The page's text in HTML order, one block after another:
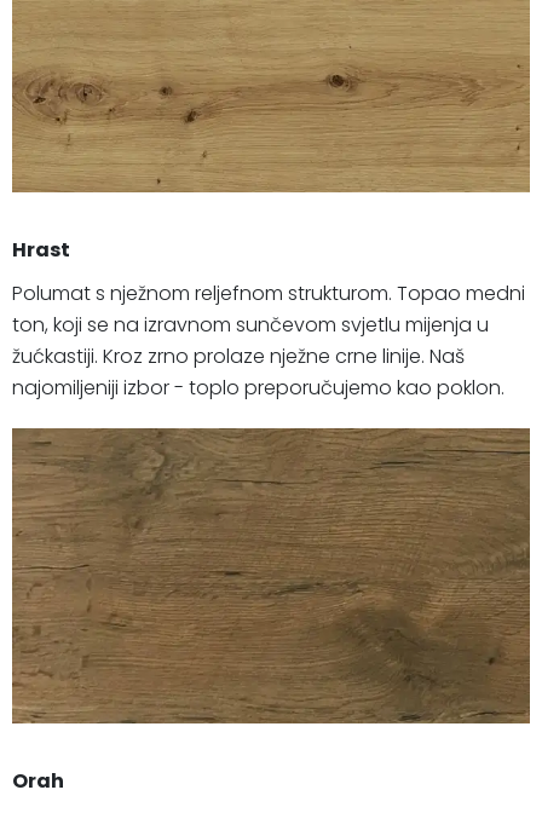
Hrast
Polumat s nježnom reljefnom strukturom. Topao medni
ton, koji se na izravnom sunčevom svjetlu mijenja u
žućkastiji. Kroz zrno prolaze nježne crne linije. Naš
najomiljeniji izbor - toplo preporučujemo kao poklon.
Orah